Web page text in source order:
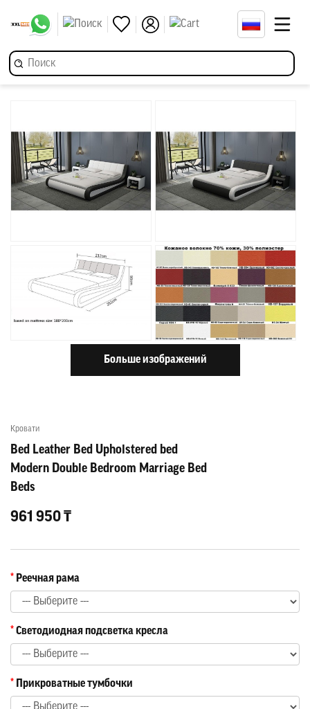
Больше изображений
Кровати
Bed Leather Bed Upholstered bed
Modern Double Bedroom Marriage Bed
Beds
961 950 ₸
Реечная рама
Светодиодная подсветка кресла
Прикроватные тумбочки